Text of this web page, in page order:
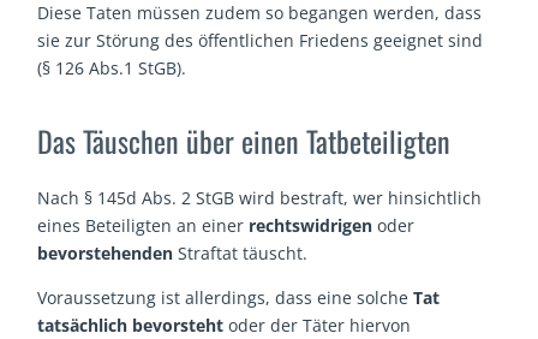
Diese Taten müssen zudem so begangen werden, dass
sie zur Störung des öffentlichen Friedens geeignet sind
(§ 126 Abs.1 StGB).
Das Täuschen über einen Tatbeteiligten
Nach § 145d Abs. 2 StGB wird bestraft, wer hinsichtlich
eines Beteiligten an einer rechtswidrigen oder
bevorstehenden Straftat täuscht.
Voraussetzung ist allerdings, dass eine solcheTat
tatsächlich bevorsteht oder der Täter hiervon